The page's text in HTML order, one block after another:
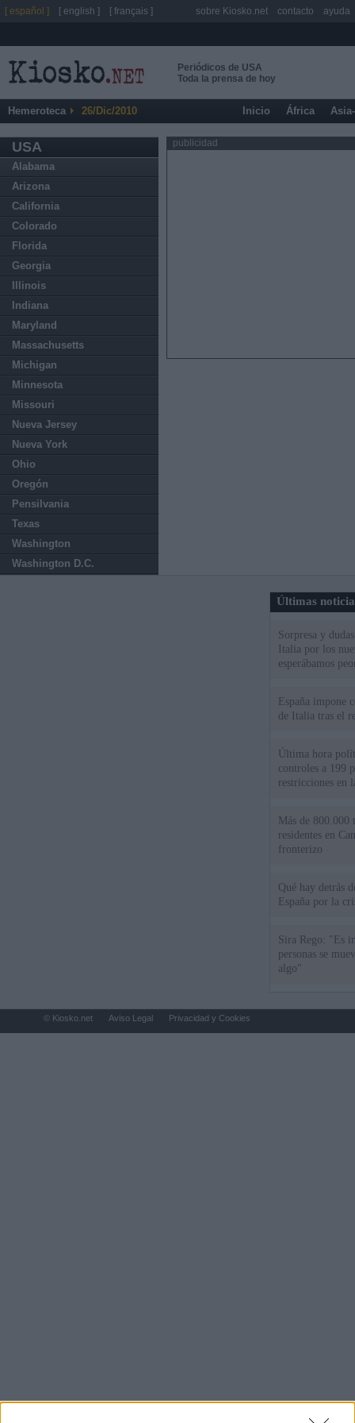
Periódicos de USA
Toda la prensa de hoy
Hemeroteca 26/Dic/2010 Inicio África
USA
Alabama
Arizona
California
Colorado
Florida
Georgia
Illinois
Indiana
Maryland
Massachusetts
Michigan
Minnesota
Missouri
Nueva Jersey
Nueva York
Ohio
Oregón
Pensilvania
Texas
Washington
Washington D.C.
publicidad
Últimas
Sorpresa y
Italia por los
esperábamos
España impone
de Italia tras el
Última hora
controles a 199
restricciones en
Más de 800.000
residentes en
fronterizo
Qué hay detrás
España por la
Sira Rego: "Es
personas se
algo"
[ español ] [ english ] [ français ] sobre Kiosko.net contacto ayuda
© Kiosko.net Aviso Legal Privacidad y Cookies